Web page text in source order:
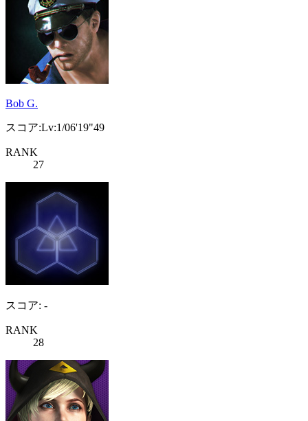
Bob G.
スコア:Lv:1/06'19"49
RANK
27
スコア: -
RANK
28